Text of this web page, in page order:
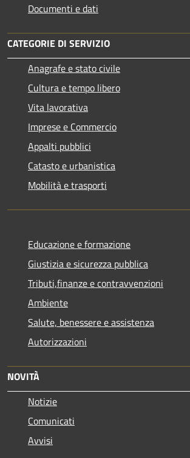
Documenti e dati
CATEGORIE DI SERVIZIO
Anagrafe e stato civile
Cultura e tempo libero
Vita lavorativa
Imprese e Commercio
Appalti pubblici
Catasto e urbanistica
Mobilità e trasporti
Educazione e formazione
Giustizia e sicurezza pubblica
Tributi,finanze e contravvenzioni
Ambiente
Salute, benessere e assistenza
Autorizzazioni
NOVITÀ
Notizie
Comunicati
Avvisi